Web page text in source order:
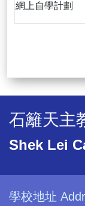
網上自學計劃
石籬天主
Shek Lei
學校地址